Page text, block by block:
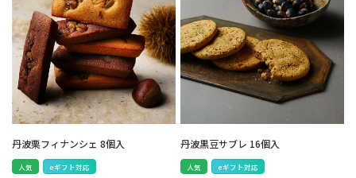
丹波栗フィナンシェ 8個入
人気 eギフト対応
丹波黒豆サブレ 16個入
人気 eギフト対応